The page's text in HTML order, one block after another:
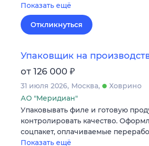
Показать ещё
Откликнуться
Упаковщик на
от 126 000 ₽
31 июля 2026 Москва
Ховрино
АО "Меридиан"
Упаковывать филе и готовую
контролировать качество.
соцпакет, оплачиваемые
Показать ещё